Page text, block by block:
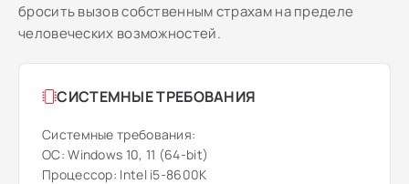
бросить вызов собственным страхам на пределе
человеческих возможностей.
СИСТЕМНЫЕ ТРЕБОВАНИЯ
Системные требования:
ОС: Windows 10, 11 (64-bit)
Процессор: Intel i5-8600K